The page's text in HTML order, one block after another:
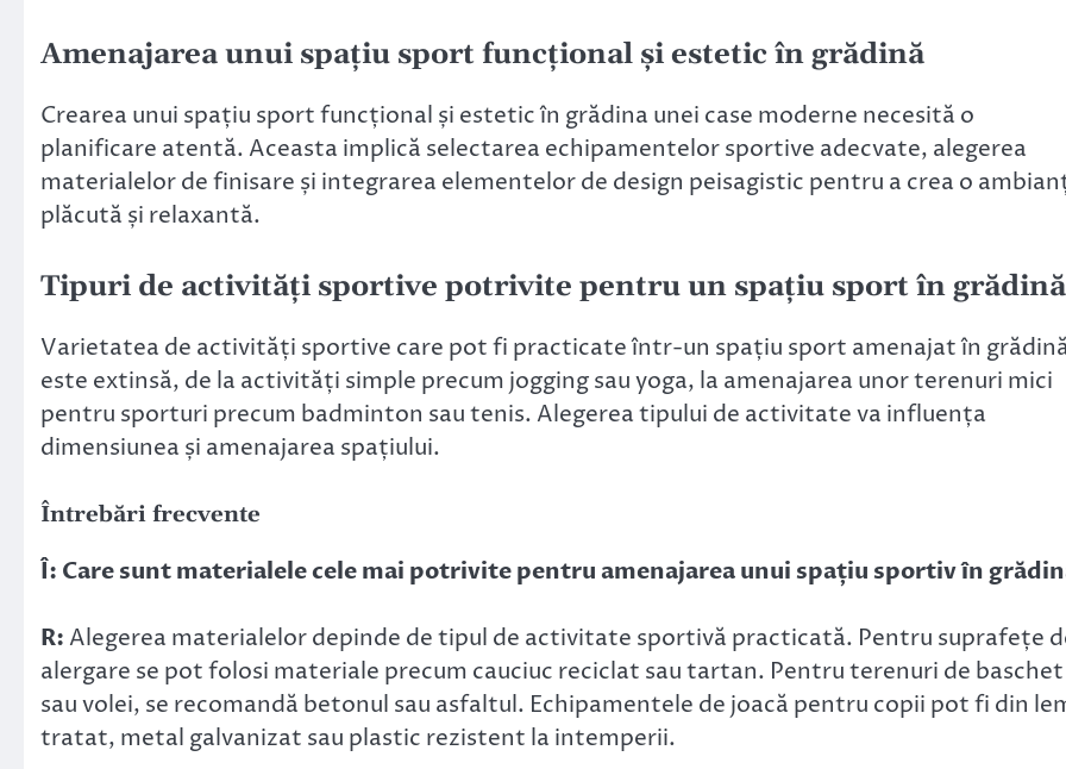
Amenajarea unui spațiu sport funcțional și estetic în grădină
Crearea unui spațiu sport funcțional și estetic în grădina unei case moderne necesită o
planificare atentă. Aceasta implică selectarea echipamentelor sportive adecvate, alegerea
materialelor de finisare și integrarea elementelor de design peisagistic pentru a crea o
plăcută și relaxantă.
Tipuri de activități sportive potrivite pentru un spațiu sport în grădină
Varietatea de activități sportive care pot fi practicate într-un spațiu sport amenajat în
este extinsă, de la activități simple precum jogging sau yoga, la amenajarea unor terenuri mici
pentru sporturi precum badminton sau tenis. Alegerea tipului de activitate va influența
dimensiunea și amenajarea spațiului.
Întrebări frecvente
Î: Care sunt materialele cele mai potrivite pentru amenajarea unui spațiu sportiv în
R: Alegerea materialelor depinde de tipul de activitate sportivă practicată. Pentru suprafețe
alergare se pot folosi materiale precum cauciuc reciclat sau tartan. Pentru terenuri de baschet
sau volei, se recomandă betonul sau asfaltul. Echipamentele de joacă pentru copii pot fi din
tratat, metal galvanizat sau plastic rezistent la intemperii.